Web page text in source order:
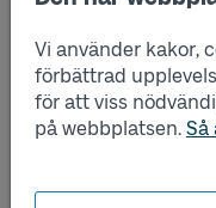
Vi använder kakor,
förbättrad
för att viss
på webbplatsen. Så
Madlyckan A
Madlyckan B
Malm A